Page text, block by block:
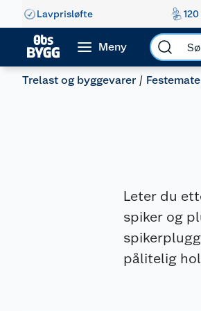
Lavprisløfte
Meny
Trelast og byggevarer
Leter du
spiker og
pålitelig